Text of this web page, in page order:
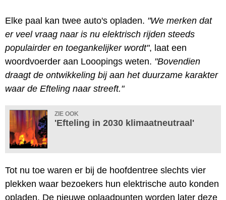
Elke paal kan twee auto's opladen. "We merken dat
er veel vraag naar is nu elektrisch rijden steeds
populairder en toegankelijker wordt", laat een
woordvoerder aan Looopings weten. "Bovendien
draagt de ontwikkeling bij aan het duurzame karakter
waar de Efteling naar streeft."
ZIE OOK
'Efteling in 2030 klimaatneutraal'
Tot nu toe waren er bij de hoofdentree slechts vier
plekken waar bezoekers hun elektrische auto konden
opladen. De nieuwe oplaadpunten worden later deze